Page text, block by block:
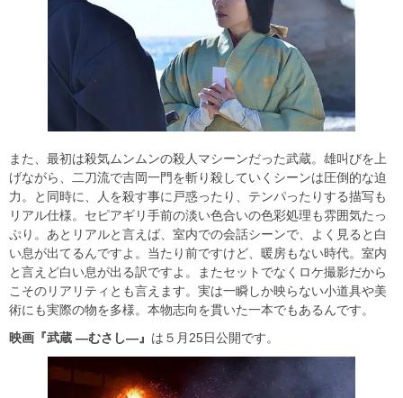
また、最初は殺気ムンムンの殺人マシーンだった武蔵。雄叫びを上
げながら、二刀流で吉岡一門を斬り殺していくシーンは圧倒的な迫
力。と同時に、人を殺す事に戸惑ったり、テンパったりする描写も
リアル仕様。セピアギリ手前の淡い色合いの色彩処理も雰囲気たっ
ぷり。あとリアルと言えば、室内での会話シーンで、よく見ると白
い息が出てるんですよ。当たり前ですけど、暖房もない時代。室内
と言えど白い息が出る訳ですよ。またセットでなくロケ撮影だから
こそのリアリティとも言えます。実は一瞬しか映らない小道具や美
術にも実際の物を多様。本物志向を貫いた一本でもあるんです。
映画『武蔵 ―むさし―』 は５月25日公開です。